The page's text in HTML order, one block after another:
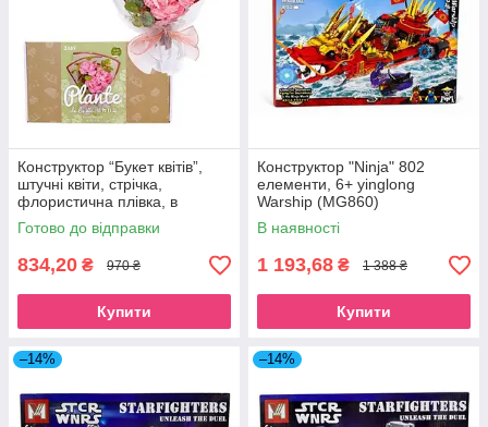
Конструктор “Букет квітів”,
штучні квіти, стрічка,
флористична плівка, в
коробці
Готово до відправки
834,20 ₴ 970 ₴
Купити
Конструктор "Ninja" 802
елементи, 6+ yinglong
Warship (MG860)
В наявності
1 193,68 ₴ 1 388 ₴
Купити
–14% –14%